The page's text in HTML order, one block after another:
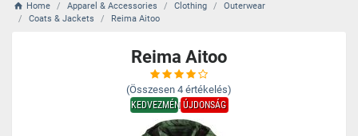
Home Apparel & Accessories Clothing
Outerwear
Coats & Jackets
Reima Aitoo
Reima Aitoo
(Összesen 4 értékelés)
KEDVEZMÉNYÚJDONSÁG